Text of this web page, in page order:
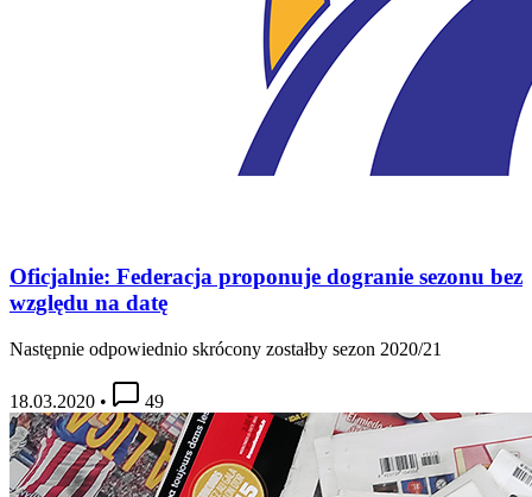
Oficjalnie: Federacja proponuje dogranie sezonu bez
względu na datę
Następnie odpowiednio skrócony zostałby sezon 2020/21
18.03.2020 • 49